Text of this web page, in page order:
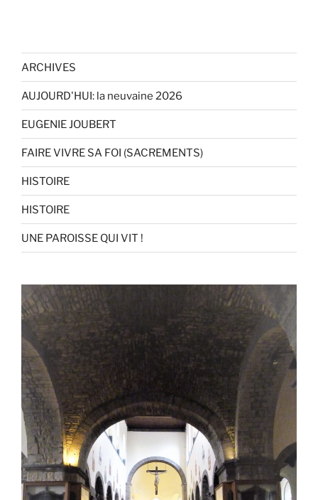
ARCHIVES
AUJOURD'HUI: la neuvaine 2026
EUGENIE JOUBERT
FAIRE VIVRE SA FOI (SACREMENTS)
HISTOIRE
HISTOIRE
UNE PAROISSE QUI VIT !